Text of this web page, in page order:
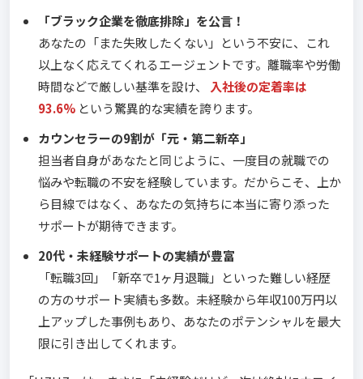
「ブラック企業を徹底排除」を公言！
あなたの「また失敗したくない」という不安に、これ
以上なく応えてくれるエージェントです。離職率や労働
時間などで厳しい基準を設け、
入社後の定着率は
93.6% という驚異的な実績を誇ります。
カウンセラーの9割が「元・第二新卒」
担当者自身があなたと同じように、一度目の就職での
悩みや転職の不安を経験しています。だからこそ、上か
ら目線ではなく、あなたの気持ちに本当に寄り添った
サポートが期待できます。
20代・未経験サポートの実績が豊富
「転職3回」「新卒で1ヶ月退職」といった難しい経歴
の方のサポート実績も多数。未経験から年収100万円以
上アップした事例もあり、あなたのポテンシャルを最大
限に引き出してくれます。